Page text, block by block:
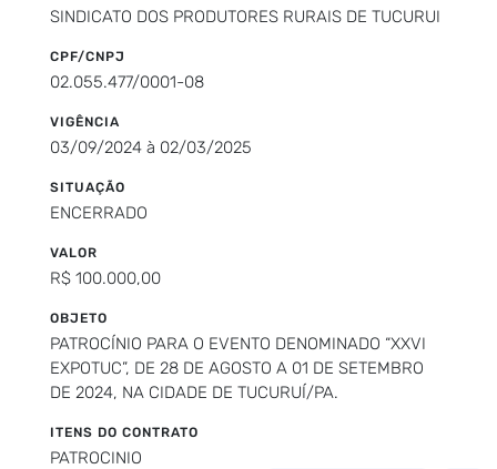
SINDICATO DOS PRODUTORES RURAIS DE TUCURUI
CPF/CNPJ
02.055.477/0001-08
VIGÊNCIA
03/09/2024 à 02/03/2025
SITUAÇÃO
ENCERRADO
VALOR
R$ 100.000,00
OBJETO
PATROCÍNIO PARA O EVENTO DENOMINADO “XXVI
EXPOTUC”, DE 28 DE AGOSTO A 01 DE SETEMBRO
DE 2024, NA CIDADE DE TUCURUÍ/PA.
ITENS DO CONTRATO
PATROCINIO